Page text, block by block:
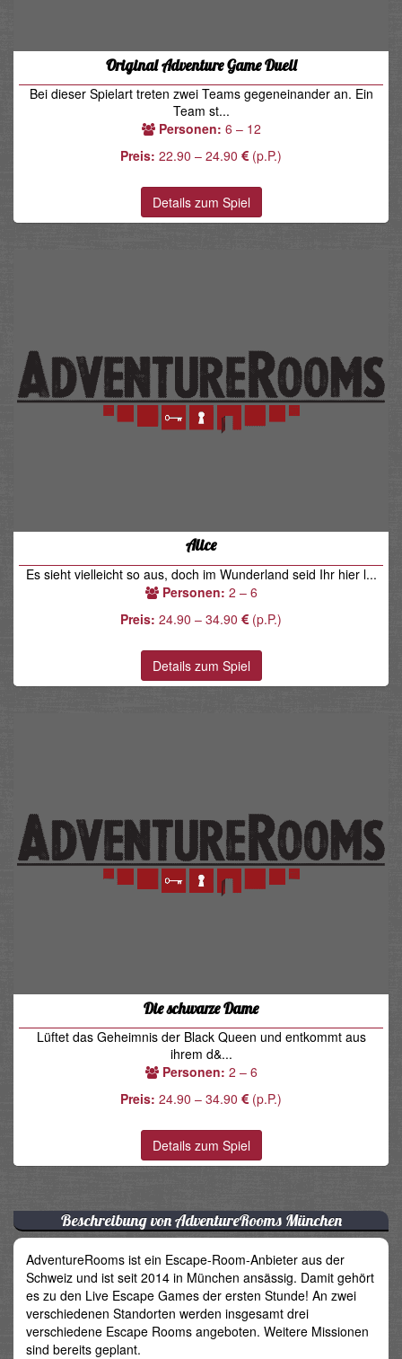
Original Adventure Game Duell
Bei dieser Spielart treten zwei Teams gegeneinander an. Ein
Team st...
Personen: 6 – 12
Preis: 22.90 – 24.90 (p.P.)
Details zum Spiel
Alice
Es sieht vielleicht so aus, doch im Wunderland seid Ihr hier l...
Personen: 2 – 6
Preis: 24.90 – 34.90 (p.P.)
Details zum Spiel
Die schwarze Dame
Lüftet das Geheimnis der Black Queen und entkommt aus
ihrem d&...
Personen: 2 – 6
Preis: 24.90 – 34.90 (p.P.)
Details zum Spiel
Beschreibung von AdventureRooms München
AdventureRooms ist ein Escape-Room-Anbieter aus der
Schweiz und ist seit 2014 in München ansässig. Damit gehört
es zu den Live Escape Games der ersten Stunde! An zwei
verschiedenen Standorten werden insgesamt drei
verschiedene Escape Rooms angeboten. Weitere Missionen
sind bereits geplant.